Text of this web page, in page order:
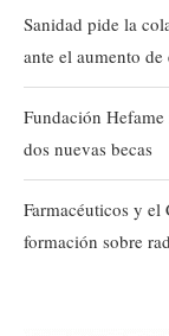
Sanidad pide la
ante el aumento de
Fundación
dos nuevas becas
Farmacéuticos y
formación sobre